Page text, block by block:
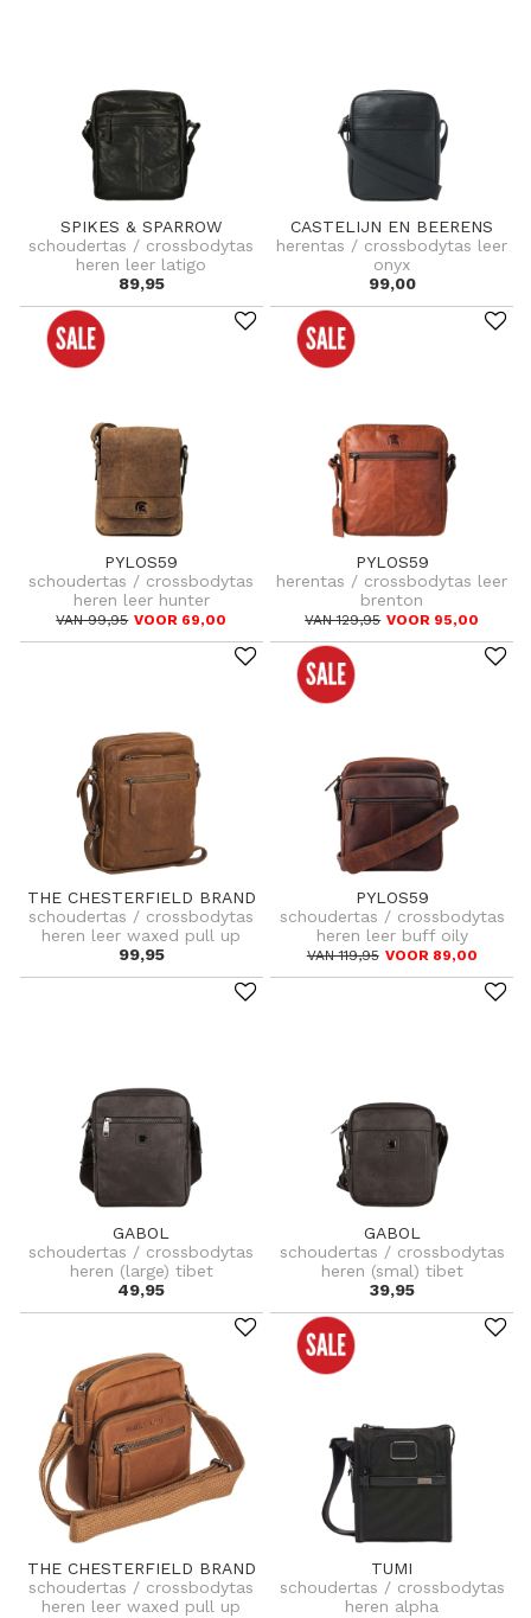
SPIKES & SPARROW
schoudertas / crossbodytas
heren leer latigo
89,95
CASTELIJN EN BEERENS
herentas / crossbodytas leer
onyx
99,00
PYLOS59
schoudertas / crossbodytas
heren leer hunter
VAN 99,95 VOOR 69,00
PYLOS59
herentas / crossbodytas leer
brenton
VAN 129,95 VOOR 95,00
THE CHESTERFIELD BRAND
schoudertas / crossbodytas
heren leer waxed pull up
99,95
PYLOS59
schoudertas / crossbodytas
heren leer buff oily
VAN 119,95 VOOR 89,00
GABOL
schoudertas / crossbodytas
heren (large) tibet
49,95
GABOL
schoudertas / crossbodytas
heren (smal) tibet
39,95
THE CHESTERFIELD BRAND
schoudertas / crossbodytas
heren leer waxed pull up
TUMI
schoudertas / crossbodytas
heren alpha